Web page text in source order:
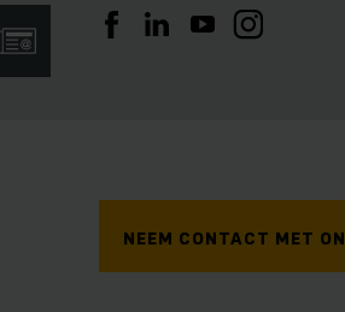
NEEM CONTACT MET